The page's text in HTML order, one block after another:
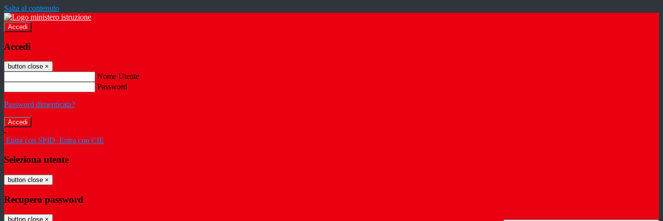
Salta al contenuto
Accedi
Accedi
button close ×
Nome Utente
Password
Password dimenticata?
-
Entra con SPID Entra con CIE
Seleziona utente
button close ×
Recupero password
button close ×